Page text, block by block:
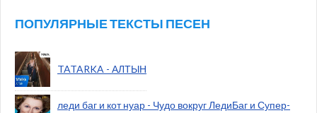
ПОПУЛЯРНЫЕ ТЕКСТЫ ПЕСЕН
TATARKA - АЛТЫН
леди баг и кот нуар - Чудо вокруг ЛедиБаг и Супер-